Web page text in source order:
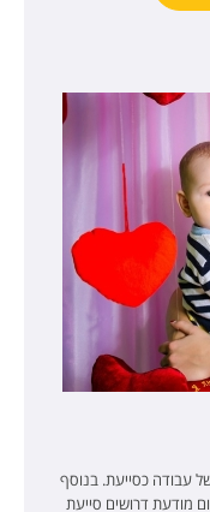
עבודה כסייעת. בנוסף
מודעת דרושים סייעת